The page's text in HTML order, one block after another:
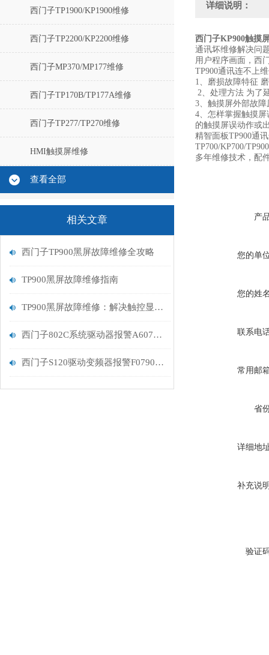
西门子TP1900/KP1900维修
西门子TP2200/KP2200维修
西门子MP370/MP177维修
西门子TP170B/TP177A维修
西门子TP277/TP270维修
HMI触摸屏维修
查看全部
相关文章
西门子TP900黑屏故障维修全攻略
TP900黑屏故障维修指南
TP900黑屏故障维修：解决触控显示设备的常见问题
西门子802C系统驱动器报警A607控制器坏维修解决
西门子S120驱动变频器报警F07900维修处理
详细说明：
西门子KP900触摸
通讯坏维修解决问
用户程序画面，西
TP900通讯连不上
1、磨损故障特征
2、处理方法 为了
3、触摸屏外部故
4、怎样掌握触摸
的触摸屏误动作或
精智面板TP900通
TP700/KP700/
多年维修技术，配
产
您的单
您的姓
联系电
常用邮
省
详细地
补充说
验证